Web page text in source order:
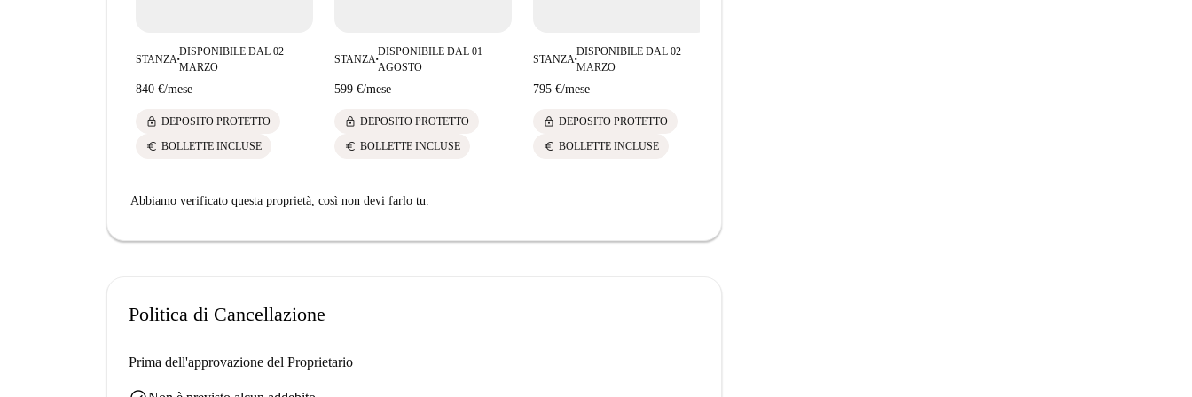
STANZA ■
DISPONIBILE DAL 02
MARZO
840 €/mese
lock DEPOSITO PROTETTO
euro BOLLETTE INCLUSE
STANZA ■
DISPONIBILE DAL 01
AGOSTO
599 €/mese
lock DEPOSITO PROTETTO
euro BOLLETTE INCLUSE
STANZA ■
DISPONIBILE DAL 02
MARZO
795 €/mese
lock DEPOSITO PROTETTO
euro BOLLETTE INCLUSE
Abbiamo verificato questa proprietà, così non devi farlo tu.
Politica di Cancellazione
Prima dell'approvazione del Proprietario